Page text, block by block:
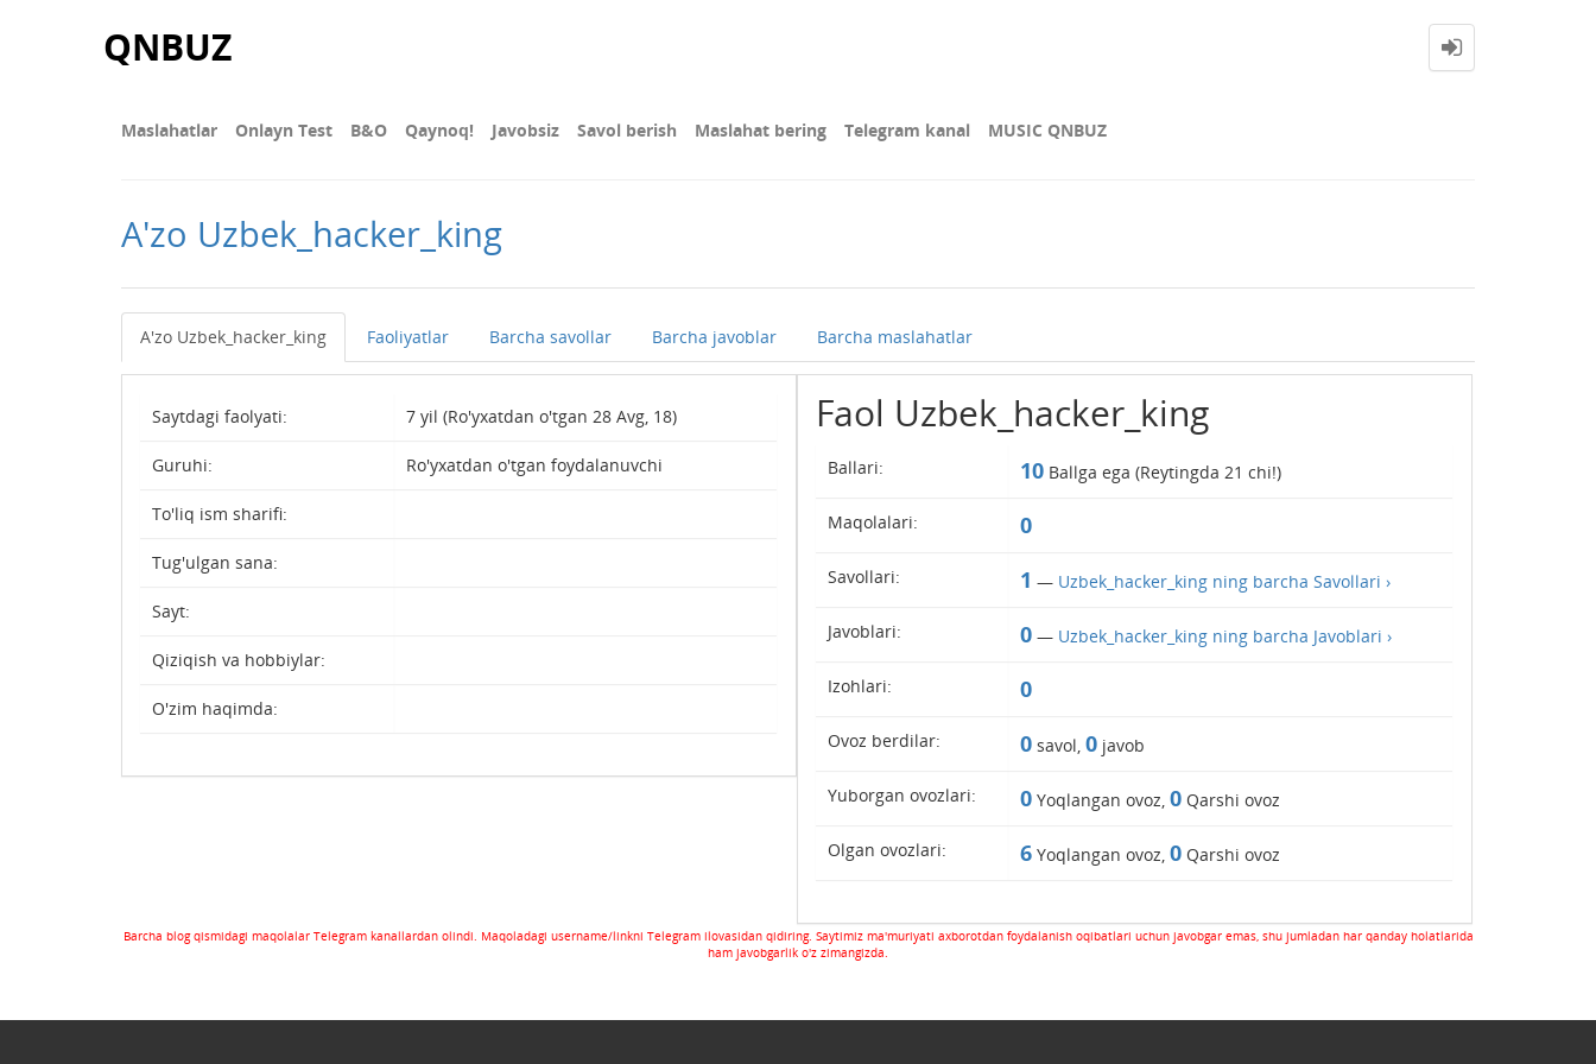
QNBUZ
Maslahatlar Onlayn Test В&О Qaynoq! Javobsiz Savol berish Maslahat bering Telegram kanal MUSIC QNBUZ
A'zo Uzbek_hacker_king
A'zo Uzbek_hacker_king Faoliyatlar Barcha savollar Barcha javoblar Barcha maslahatlar
Saytdagi faolyati: 7 yil (Ro'yxatdan o'tgan 28 Avg, 18)
Guruhi: Ro'yxatdan o'tgan foydalanuvchi
To'liq ism sharifi:
Tug'ulgan sana:
Sayt:
Qiziqish va hobbiylar:
O'zim haqimda:
Faol Uzbek_hacker_king
Ballari: 10Ballga ega (Reytingda 21 chi!)
Maqolalari: 0
Savollari: 1 — Uzbek_hacker_king ning barcha Savollari ›
Javoblari: 0— Uzbek_hacker_king ning barcha Javoblari ›
Izohlari: 0
Ovoz berdilar: 0savol, 0javob
Yuborgan ovozlari: 0Yoqlangan ovoz, 0Qarshi ovoz
Olgan ovozlari: 6Yoqlangan ovoz, 0Qarshi ovoz
Barcha blog qismidagi maqolalar Telegram kanallardan olindi. Maqoladagi username/linkni Telegram ilovasidan qidiring. Saytimiz ma'muriyati axborotdan foydalanish oqibatlari uchun javobgar emas, shu jumladan har qanday holatlarida
ham javobgarlik o'z zimangizda.